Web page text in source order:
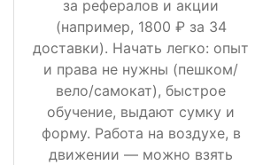
за рефералов и акции
(например, 1800 ₽ за 34
доставки). Начать легко: опыт
и права не нужны (пешком/
вело/самокат), быстрое
обучение, выдают сумку и
форму. Работа на воздухе, в
движении — можно взять